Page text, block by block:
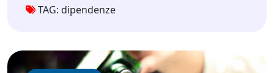
TAG: dipendenze